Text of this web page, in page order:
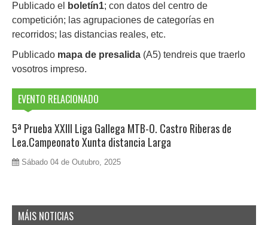
Publicado el boletín1; con datos del centro de
competición; las agrupaciones de categorías en
recorridos; las distancias reales, etc.
Publicado mapa de presalida (A5) tendreis que traerlo
vosotros impreso.
EVENTO RELACIONADO
5ª Prueba XXIII Liga Gallega MTB-O. Castro Riberas de
Lea.Campeonato Xunta distancia Larga
Sábado 04 de Outubro, 2025
MÁIS NOTICIAS